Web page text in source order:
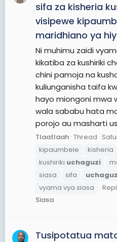
sifa za kisheria
visipewe
maridhiano ya
Ni muhimu zaidi
kikatiba za kushiriki
chini pamoja na
kuliunganisha taifa
hayo miongoni mwa
wala sababu hata
porojo au masharti
Tlaatlaah Thread
kipaumbele
kisheria
kushiriki uchaguzi
siasa
sifa
vyama vya siasa
Siasa
Tusipotatua